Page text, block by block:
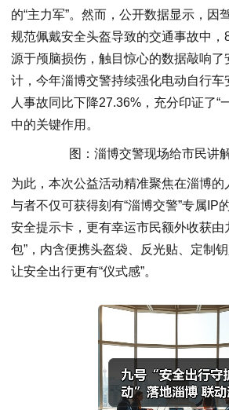
的“主力军”。然而，公开数据显示，因
规范佩戴安全头盔导致的交通事故中，
源于颅脑损伤，触目惊心的数据敲响了
计，今年淄博交警持续强化电动自行车
人事故同比下降27.36%，充分印证了“
中的关键作用。
图：淄博交警现场给市民讲
为此，本次公益活动精准聚焦在淄博的
与者不仅可获得刻有“淄博交警”专属IP
安全提示卡，更有幸运市民额外收获由
包”，内含便携头盔袋、反光贴、定制
让安全出行更有“仪式感”。